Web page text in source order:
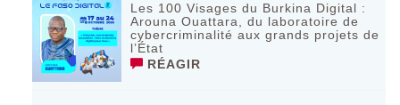
Les 100 Visages du Burkina Digital :
Arouna Ouattara, du laboratoire de
cybercriminalité aux grands projets de
l’État
RÉAGIR